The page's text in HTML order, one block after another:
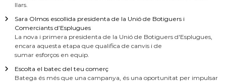
llars.
Sara Olmos escollida presidenta de la Unió de Botiguers i
Comerciants d’Esplugues
La nova i primera presidenta de la Unió de Botiguers d'Esplugues,
encara aquesta etapa que qualifica de canvis i de
sumar esforços en equip.
Escolta el batec del teu comerç
Batega és més que una campanya, és una oportunitat per impulsar